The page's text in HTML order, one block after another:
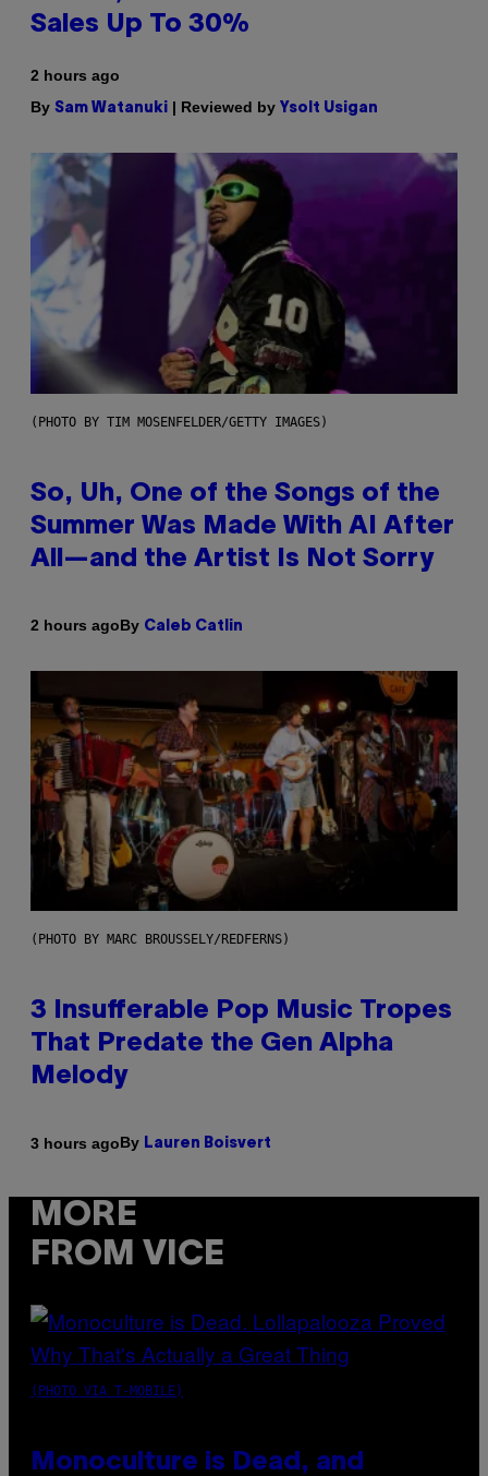
Sales Up To 30%
2 hours ago
By Sam Watanuki | Reviewed by Ysolt Usigan
(PHOTO BY TIM MOSENFELDER/GETTY IMAGES)
So, Uh, One of the Songs of the
Summer Was Made With AI After
All—and the Artist Is Not Sorry
2 hours agoBy Caleb Catlin
(PHOTO BY MARC BROUSSELY/REDFERNS)
3 Insufferable Pop Music Tropes
That Predate the Gen Alpha
Melody
3 hours agoBy Lauren Boisvert
MORE
FROM VICE
(PHOTO VIA T-MOBILE)
Monoculture is Dead, and